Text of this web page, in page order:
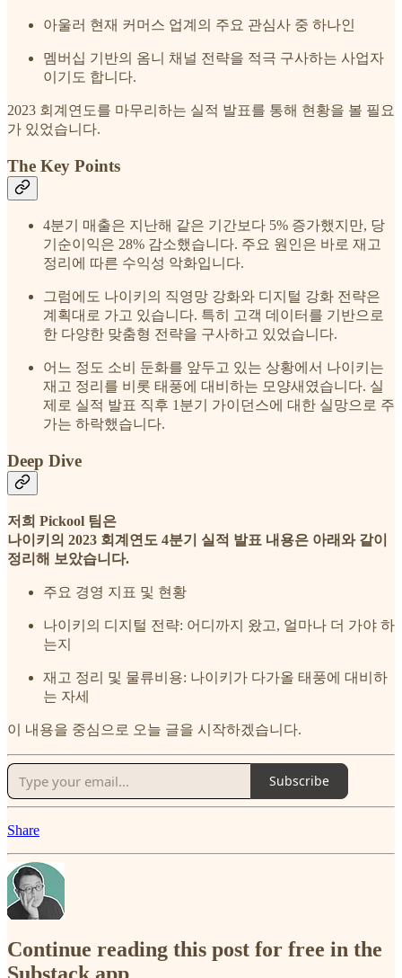
아울러 현재 커머스 업계의 주요 관심사 중 하나인
멤버십 기반의 옴니 채널 전략을 적극 구사하는 사업자
이기도 합니다.
2023 회계연도를 마무리하는 실적 발표를 통해 현황을 볼 필요
가 있었습니다.
The Key Points
4분기 매출은 지난해 같은 기간보다 5% 증가했지만, 당
기순이익은 28% 감소했습니다. 주요 원인은 바로 재고
정리에 따른 수익성 악화입니다.
그럼에도 나이키의 직영망 강화와 디지털 강화 전략은
계획대로 가고 있습니다. 특히 고객 데이터를 기반으로
한 다양한 맞춤형 전략을 구사하고 있었습니다.
어느 정도 소비 둔화를 앞두고 있는 상황에서 나이키는
재고 정리를 비롯 태풍에 대비하는 모양새였습니다. 실
제로 실적 발표 직후 1분기 가이던스에 대한 실망으로 주
가는 하락했습니다.
Deep Dive
저희 Pickool 팀은
나이키의 2023 회계연도 4분기 실적 발표 내용은 아래와 같이
정리해 보았습니다.
주요 경영 지표 및 현황
나이키의 디지털 전략: 어디까지 왔고, 얼마나 더 가야 하
는지
재고 정리 및 물류비용: 나이키가 다가올 태풍에 대비하
는 자세
이 내용을 중심으로 오늘 글을 시작하겠습니다.
Subscribe
Share
Continue reading this post for free in the
Substack app